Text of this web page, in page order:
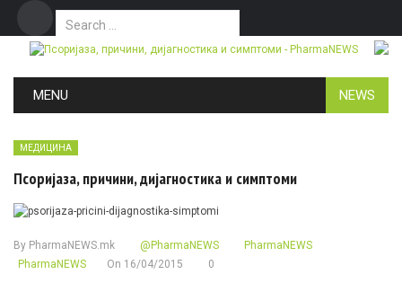
Search for:
MENU NEWS
МЕДИЦИНА
Псоријаза, причини, дијагностика и симптоми
By PharmaNEWS.mk @PharmaNEWS
PharmaNEWS
PharmaNEWS
On 16/04/2015 0